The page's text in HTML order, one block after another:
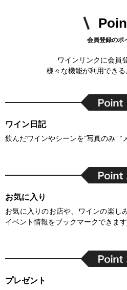
会員登録のポ
ワインリンクに会員
様々な機能が利用できる
ワイン日記
飲んだワインやシーンを”写真のみ” “
お気に入り
お気に入りのお店や、ワインの楽し
イベント情報をブックマークできます
プレゼント